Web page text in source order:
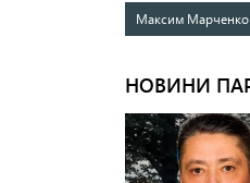
Максим Марченко